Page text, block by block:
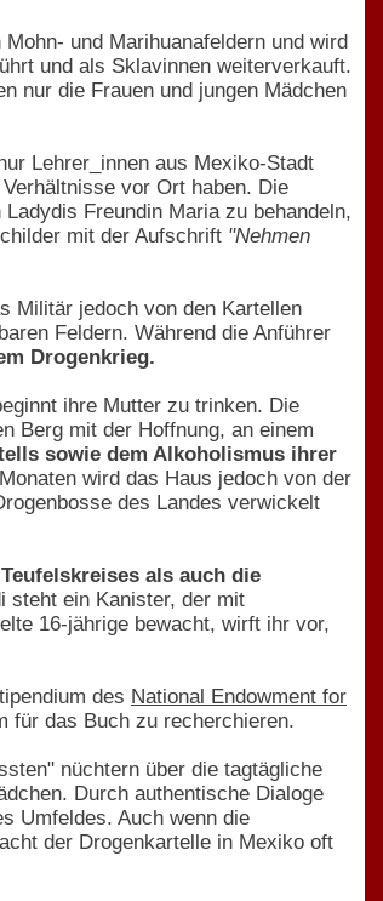
und Marihuanafeldern und wird
und als Sklavinnen weiterverkauft.
nur die Frauen und jungen Mädchen
Lehrer_innen aus Mexiko-Stadt
vor Ort haben. Die
Freundin Maria zu behandeln,
mit der Aufschrift "Nehmen
Militär jedoch von den Kartellen
Feldern. Während die Anführer
Drogenkrieg.
ihre Mutter zu trinken. Die
Berg mit der Hoffnung, an einem
sowie dem Alkoholismus ihrer
wird das Haus jedoch von der
des Landes verwickelt
als auch die
steht ein Kanister, der mit
16-jährige bewacht, wirft ihr vor,
des National Endowment for
für das Buch zu recherchieren.
nüchtern über die tagtägliche
Durch authentische Dialoge
Umfeldes. Auch wenn die
der Drogenkartelle in Mexiko oft